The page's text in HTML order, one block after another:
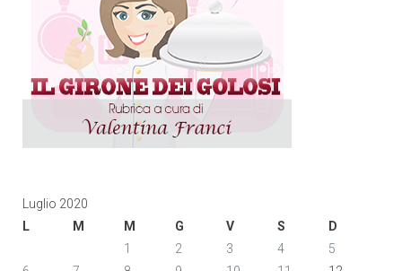
Luglio 2020
L
M M G V S
D
1
2 3 4
5